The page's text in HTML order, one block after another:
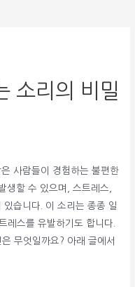
소리의 비밀
사람들이 경험하는 불편한
생할 수 있으며, 스트레스,
습니다. 이 소리는 종종 일
레스를 유발하기도 합니다.
무엇일까요? 아래 글에서